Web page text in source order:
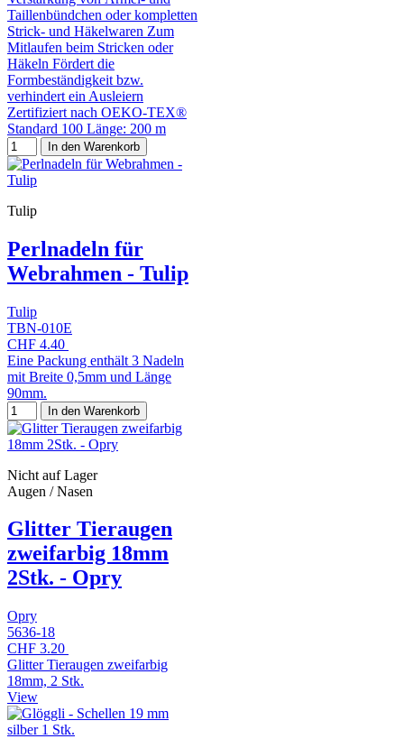
Taillenbündchen oder kompletten
Strick- und Häkelwaren Zum
Mitlaufen beim Stricken oder
Häkeln Fördert die
Formbeständigkeit bzw.
verhindert ein Ausleiern
Zertifiziert nach OEKO-TEX®
Standard 100 Länge: 200 m
In den Warenkorb
Tulip
Perlnadeln für
Webrahmen - Tulip
Tulip
TBN-010E
CHF 4.40
Eine Packung enthält 3 Nadeln
mit Breite 0,5mm und Länge
90mm.
In den Warenkorb
Nicht auf Lager
Augen / Nasen
Glitter Tieraugen
zweifarbig 18mm
2Stk. - Opry
Opry
5636-18
CHF 3.20
Glitter Tieraugen zweifarbig
18mm, 2 Stk.
View